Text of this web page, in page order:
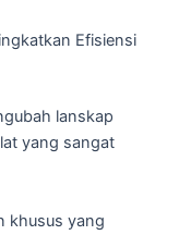
Efisiensi
lanskap
yang sangat
khusus yang